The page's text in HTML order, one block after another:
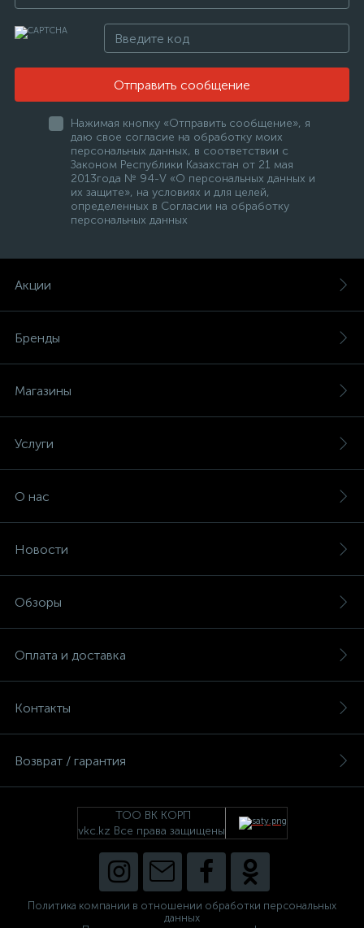
Отправить сообщение
Нажимая кнопку «Отправить сообщение», я
даю свое согласие на обработку моих
персональных данных, в соответствии с
Законом Республики Казахстан от 21 мая
2013года № 94-V «О персональных данных и
их защите», на условиях и для целей,
определенных в Согласии на обработку
персональных данных
Акции
Бренды
Магазины
Услуги
О нас
Новости
Обзоры
Оплата и доставка
Контакты
Возврат / гарантия
ТОО ВК КОРП
vkc.kz Все права защищены
Политика компании в отношении обработки персональных
данных